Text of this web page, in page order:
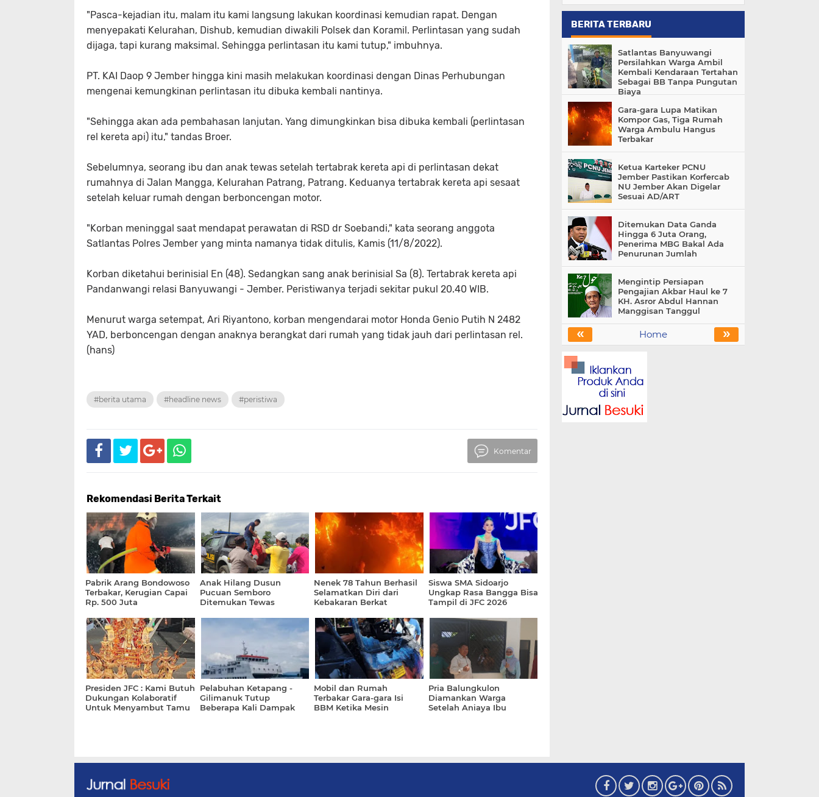
"Pasca-kejadian itu, malam itu kami langsung lakukan koordinasi kemudian rapat. Dengan
menyepakati Kelurahan, Dishub, kemudian diwakili Polsek dan Koramil. Perlintasan yang sudah
dijaga, tapi kurang maksimal. Sehingga perlintasan itu kami tutup," imbuhnya.
PT. KAI Daop 9 Jember hingga kini masih melakukan koordinasi dengan Dinas Perhubungan
mengenai kemungkinan perlintasan itu dibuka kembali nantinya.
"Sehingga akan ada pembahasan lanjutan. Yang dimungkinkan bisa dibuka kembali (perlintasan
rel kereta api) itu," tandas Broer.
Sebelumnya, seorang ibu dan anak tewas setelah tertabrak kereta api di perlintasan dekat
rumahnya di Jalan Mangga, Kelurahan Patrang, Patrang. Keduanya tertabrak kereta api sesaat
setelah keluar rumah dengan berboncengan motor.
"Korban meninggal saat mendapat perawatan di RSD dr Soebandi," kata seorang anggota
Satlantas Polres Jember yang minta namanya tidak ditulis, Kamis (11/8/2022).
Korban diketahui berinisial En (48). Sedangkan sang anak berinisial Sa (8). Tertabrak kereta api
Pandanwangi relasi Banyuwangi - Jember. Peristiwanya terjadi sekitar pukul 20.40 WIB.
Menurut warga setempat, Ari Riyantono, korban mengendarai motor Honda Genio Putih N 2482
YAD, berboncengan dengan anaknya berangkat dari rumah yang tidak jauh dari perlintasan rel.
(hans)
#berita utama #headline news #peristiwa
Komentar
Rekomendasi Berita Terkait
Pabrik Arang Bondowoso
Terbakar, Kerugian Capai
Rp. 500 Juta
Anak Hilang Dusun
Pucuan Semboro
Ditemukan Tewas
Nenek 78 Tahun Berhasil
Selamatkan Diri dari
Kebakaran Berkat
Siswa SMA Sidoarjo
Ungkap Rasa Bangga Bisa
Tampil di JFC 2026
Presiden JFC : Kami Butuh
Dukungan Kolaboratif
Untuk Menyambut Tamu
Pelabuhan Ketapang -
Gilimanuk Tutup
Beberapa Kali Dampak
Mobil dan Rumah
Terbakar Gara-gara Isi
BBM Ketika Mesin
Pria Balungkulon
Diamankan Warga
Setelah Aniaya Ibu
BERITA TERBARU
Satlantas Banyuwangi
Persilahkan Warga Ambil
Kembali Kendaraan Tertahan
Sebagai BB Tanpa Pungutan
Biaya
Gara-gara Lupa Matikan
Kompor Gas, Tiga Rumah
Warga Ambulu Hangus
Terbakar
Ketua Karteker PCNU
Jember Pastikan Korfercab
NU Jember Akan Digelar
Sesuai AD/ART
Ditemukan Data Ganda
Hingga 6 Juta Orang,
Penerima MBG Bakal Ada
Penurunan Jumlah
Mengintip Persiapan
Pengajian Akbar Haul ke 7
KH. Asror Abdul Hannan
Manggisan Tanggul
« »
Home